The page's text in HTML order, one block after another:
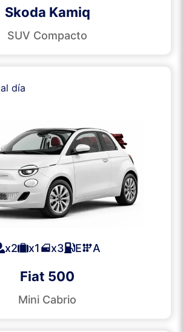
Skoda Kamiq
SUV Compacto
al día
x2 x1 x3 E A
Fiat 500
Mini Cabrio